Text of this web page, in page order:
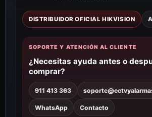
DISTRIBUIDOR OFICIAL HIKVISION
SOPORTE Y ATENCIÓN AL CLIENTE
¿Necesitas ayuda antes o
comprar?
911 413 363
WhatsApp Contacto